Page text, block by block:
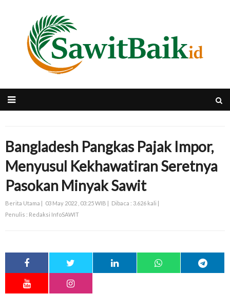
Bangladesh Pangkas Pajak Impor,
Menyusul Kekhawatiran Seretnya
Pasokan Minyak Sawit
Berita Utama | 03 May 2022 , 03:25 WIB | Dibaca : 3.626 kali |
Penulis : Redaksi InfoSAWIT